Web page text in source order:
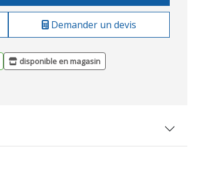
Demander un devis
disponible en magasin